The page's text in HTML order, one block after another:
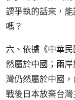
謂爭執的話來，
嗎？
六、依據《中華
然屬於中國；兩
灣仍然屬於中國
戰後日本放棄台